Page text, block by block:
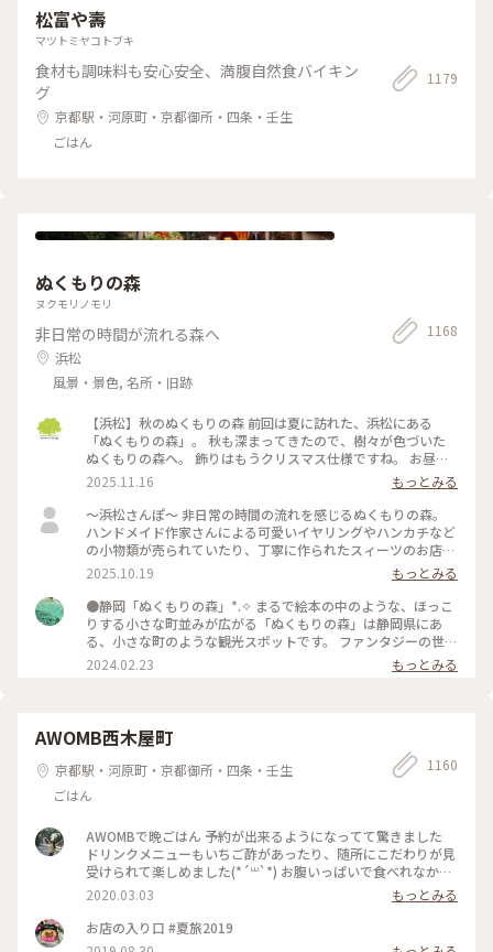
松富や壽
マツトミヤコトブキ
食材も調味料も安心安全、満腹自然食バイキン
グ
京都駅・河原町・京都御所・四条・壬生
ごはん
1179
ぬくもりの森
ヌクモリノモリ
非日常の時間が流れる森へ
浜松
風景・景色, 名所・旧跡
1168
【浜松】秋のぬくもりの森 前回は夏に訪れた、浜松にある
「ぬくもりの森」。 秋も深まってきたので、樹々が色づいた
ぬくもりの森へ。 飾りはもうクリスマス仕様ですね。 お昼ご
飯の代わりに、「森のスモーキーターキーレッグ」をいただき
ました。 ジューシーで、ちょっとスモーキーで、とても美味
しい。 ちょっと食べにくいけどw これひとつで結構お腹いっ
ぱいになります。 次はもう少し食べやすそうな「骨付きソーセ
ージ」を試してみよう。 デザートにジェラート。 今回は地元
の三日日（みっかび）みかん味をチョイス。 こちらも安心の
ちょうど良い美味しさ。
2025.11.16
もっとみる
〜浜松さんぽ〜 非日常の時間の流れを感じるぬくもりの森。
ハンドメイド作家さんによる可愛いイヤリングやハンカチなど
の小物類が売られていたり、丁寧に作られたスィーツのお店が
数軒並ぶ可愛い森でした。 一番行きたかった森のチーズケー
キやさんにて、森のピクニックセットを注文。 パイやクロワッ
サンなどのパンを1つ コンソメやコーンスープなどから1つ ボ
トルチーズケーキを1つ のセットです。 どれもしっかりした味
で、だけどしつこくはなく大満足です。 浜松市の「シン・ハマ
マツ計画」の1つ浜松市役所に設置されたエヴァンゲリオン初
号機立像を見に行きました。 天竜エリアが「シン・エヴァン
本館1階） 令和8年1月25日まで 平日8時半〜17時15 分 土日
祝10時〜16時 とホームページには記載されています。 #私の
ことりっぷ旅
2025.10.19
もっとみる
●静岡「ぬくもりの森」*⁠.⁠✧ まるで絵本の中のような、ほっこ
りする小さな町並みが広がる「ぬくもりの森」は静岡県にあ
る、小さな町のような観光スポットです。 ファンタジーの世界
からそのまま出てきたようなレストランや雑貨屋さん、カフェ
に癒やされるのはもちろん、この町にはいろいろな所に楽しめ
つけたら子供も大人も顔がほころぶような隠し要素があり、私
も見つけては年甲斐もなくはしゃいでいました。 ファンタジ
ーなかわいい空間がお好きであれば、是非足を運んでみてくだ
さい*⁠.⁠✧ なお、周辺の観光地として、車で30分ほどの所にステ
ーキ屋「さわやか」があります。お肉がとてもやわらかく絶品
しらえにオススメです。 #静岡 #ぬくもりの森 #癒し旅
2024.02.23 もっとみる
AWOMB西木屋町
京都駅・河原町・京都御所・四条・壬生
ごはん
1160
AWOMBで晩ごはん 予約が出来るようになってて驚きました
ドリンクメニューもいちご酢があったり、随所にこだわりが見
受けられて楽しめました(*´꒳`*) お腹いっぱいで食べれなかっ
たデザートは次のお楽しみですー♡ #春の訪れ #女子旅 #いち
ご #手織り寿司
2020.03.03
もっとみる
お店の入り口 #夏旅2019